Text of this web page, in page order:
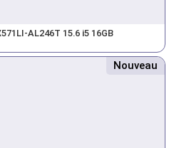
AL246T 15.6 i5 16GB
Nouveau